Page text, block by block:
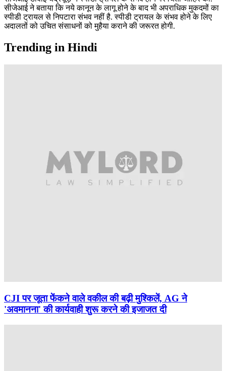
सीजेआई ने बताया कि नये कानून के लागू होने के बाद भी अपराधिक मुकदमों का
स्पीडी ट्रायल से निपटारा संभव नहीं है. स्पीडी ट्रायल के संभव होने के लिए
अदालतों को उचित संसाधनों को मुहैया कराने की जरूरत होगी.
Trending in Hindi
CJI पर जूता फेंकने वाले वकील की बढ़ी मुश्किलें, AG ने
'अवमानना' की कार्यवाही शुरू करने की इजाजत दी